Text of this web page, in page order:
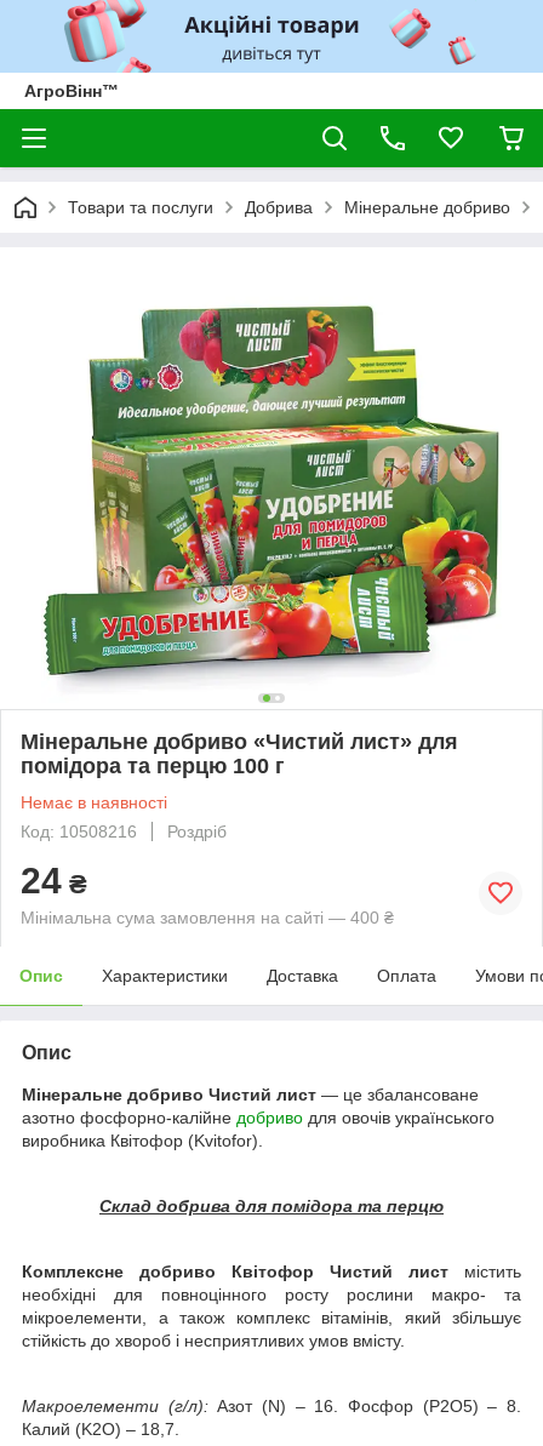
АгроВінн™
Товари та послуги Добрива Мінеральне добриво
Мінеральне добриво «Чистий лист» для
помідора та перцю 100 г
Немає в наявності
Код: 10508216
Роздріб
24 ₴
Мінімальна сума замовлення на сайті — 400 ₴
Опис Характеристики Доставка Оплата Умови
Опис
Мінеральне добриво Чистий лист — це збалансоване
азотно фосфорно-калійне добриво для овочів українського
виробника Квітофор (Kvitofor).
Склад добрива для помідора та перцю
Комплексне добриво Квітофор Чистий лист містить
необхідні для повноцінного росту рослини макро- та
мікроелементи, а також комплекс вітамінів, який збільшує
стійкість до хвороб і несприятливих умов вмісту.
Макроелементи (г/л):Азот (N) – 16. Фосфор (P2О5) – 8.
Калий (K2О) – 18,7.